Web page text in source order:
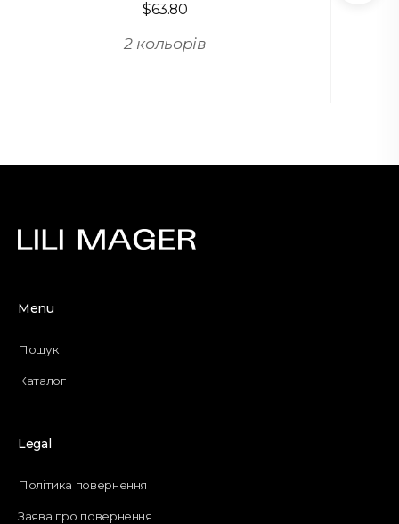
$63.80
2 кольорів
Menu
Пошук
Каталог
Legal
Політика повернення
Заява про повернення